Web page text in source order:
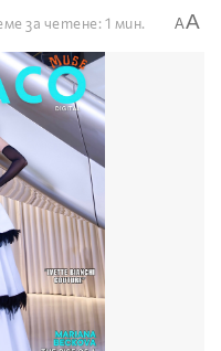
за четене: 1 мин. AA